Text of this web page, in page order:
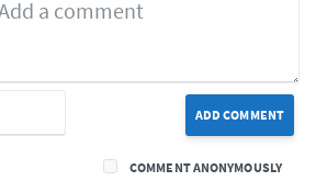
ADD COMMENT
COMMENT ANONYMOUSLY